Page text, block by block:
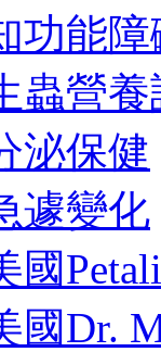
功能
蟲營
泌保健
遽變化
國
國Dr.